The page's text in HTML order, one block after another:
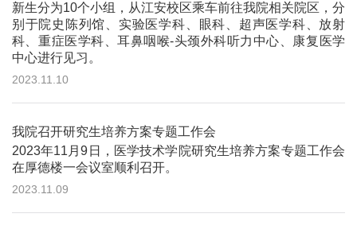
新生分为10个小组，从江安校区乘车前往我院相关院区，分
别于院史陈列馆、实验医学科、眼科、超声医学科、放射
科、重症医学科、耳鼻咽喉-头颈外科听力中心、康复医学
中心进行见习。
2023.11.10
我院召开研究生培养方案专题工作会
2023年11月9日，医学技术学院研究生培养方案专题工作会
在厚德楼一会议室顺利召开。
2023.11.09